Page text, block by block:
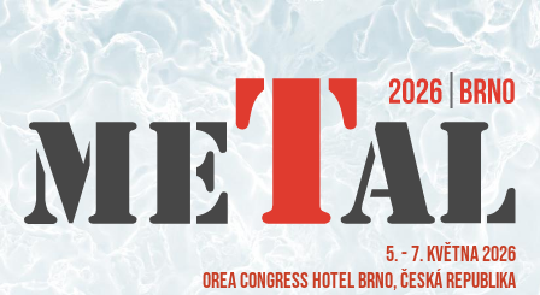
5. - 7. května 2026
OREA Congress Hotel Brno, Česká republika